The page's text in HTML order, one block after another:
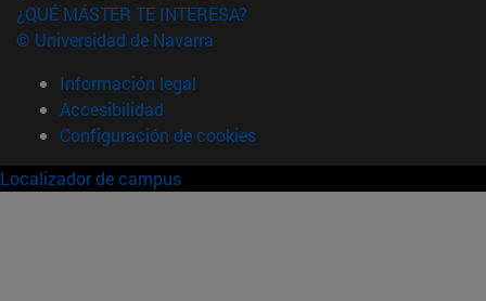
¿QUÉ MÁSTER TE INTERESA?
© Universidad de Navarra
Información legal
Accesibilidad
Configuración de cookies
Localizador de campus